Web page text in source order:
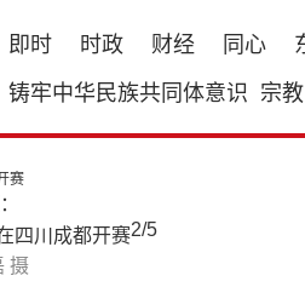
即时 时政 财经 同心
铸牢中华民族共同体意识 宗教
赛
摄
2/5